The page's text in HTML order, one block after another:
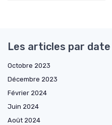
Les articles par date
Octobre 2023
Décembre 2023
Février 2024
Juin 2024
Août 2024